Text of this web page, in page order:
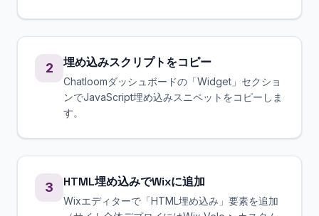
2 埋め込みスクリプトをコピー
Chatloomダッシュボードの「Widget」セクショ
ンでJavaScript埋め込みスニペットをコピーしま
す。
3 HTML埋め込みでWixに追加
Wixエディターで「HTML埋め込み」要素を追加